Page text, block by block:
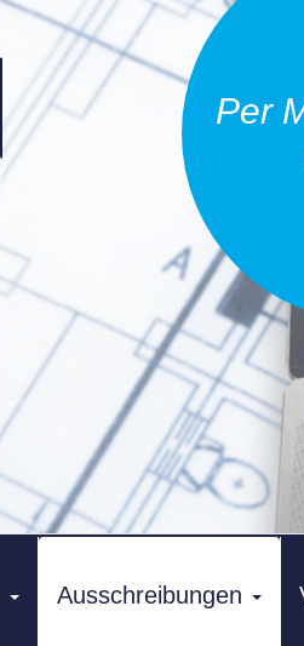
Per
Ausschreibungen